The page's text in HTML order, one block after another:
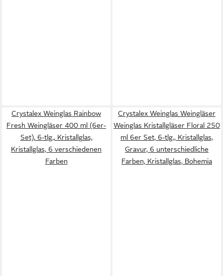
Crystalex Weinglas Rainbow
Fresh Weingläser 400 ml (6er-
Set), 6-tlg., Kristallglas,
Kristallglas, 6 verschiedenen
Farben
Crystalex Weinglas Weingläser
Weinglas Kristallgläser Floral 250
ml 6er Set, 6-tlg., Kristallglas,
Gravur, 6 unterschiedliche
Farben, Kristallglas, Bohemia